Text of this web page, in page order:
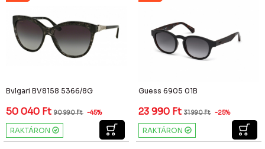
Bvlgari BV8158 5366/8G
50 040 Ft 90 990Ft -45%
RAKTÁRON
Guess 6905 01B
23 990 Ft 31 990Ft -25%
RAKTÁRON